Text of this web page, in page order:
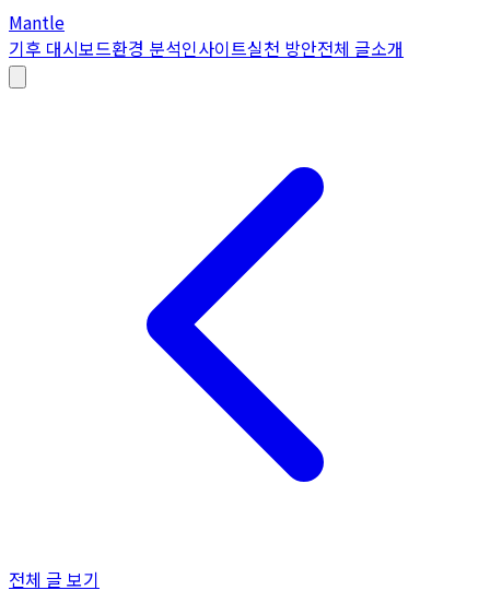
Mantle
기후 대시보드환경 분석인사이트실천 방안전체 글소개
전체 글 보기